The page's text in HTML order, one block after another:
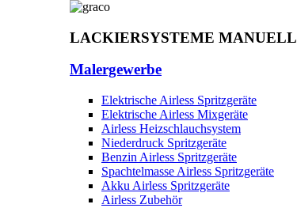
LACKIERSYSTEME MANUELL
Malergewerbe
Elektrische Airless Spritzgeräte
Elektrische Airless Mixgeräte
Airless Heizschlauchsystem
Niederdruck Spritzgeräte
Benzin Airless Spritzgeräte
Spachtelmasse Airless Spritzgeräte
Akku Airless Spritzgeräte
Airless Zubehör